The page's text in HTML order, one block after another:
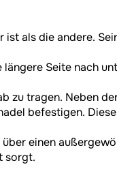
als die andere.
Seite nach
zu tragen. Neben
befestigen.
einen
sorgt.